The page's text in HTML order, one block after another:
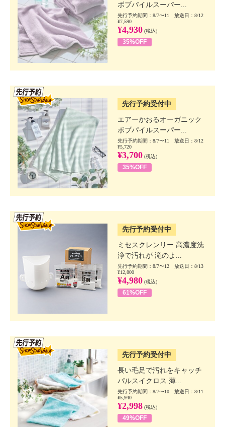
ボブパイルスーパー...
先行予約期間：8/7〜11 放送日：8/12
¥7,590
¥4,930 (税込)
35%OFF
先行予約受付中
エアーかおるオーガニック
ボブパイルスーパー...
先行予約期間：8/7〜11 放送日：8/12
¥5,720
¥3,700 (税込)
35%OFF
先行予約受付中
ミセスクレンリー 高濃度洗
浄で汚れが 滝のよ...
先行予約期間：8/7〜12 放送日：8/13
¥12,800
¥4,980 (税込)
61%OFF
先行予約受付中
長い毛足で汚れをキャッチ
パルスイクロス 薄...
先行予約期間：8/7〜10 放送日：8/11
¥5,940
¥2,998 (税込)
49%OFF